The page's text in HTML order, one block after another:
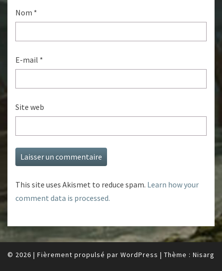
Nom *
E-mail *
Site web
This site uses Akismet to reduce spam. Learn how your
comment data is processed.
© 2026 | Fièrement propulsé par WordPress | Thème : Nisarg